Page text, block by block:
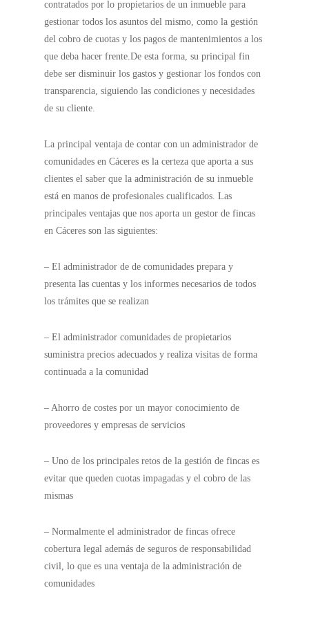
contratados por lo propietarios de un inmueble para
gestionar todos los asuntos del mismo, como la gestión
del cobro de cuotas y los pagos de mantenimientos a los
que deba hacer frente.De esta forma, su principal fin
debe ser disminuir los gastos y gestionar los fondos con
transparencia, siguiendo las condiciones y necesidades
de su cliente.
La principal ventaja de contar con un administrador de
comunidades en Cáceres es la certeza que aporta a sus
clientes el saber que la administración de su inmueble
está en manos de profesionales cualificados. Las
principales ventajas que nos aporta un gestor de fincas
en Cáceres son las siguientes:
– El administrador de de comunidades prepara y
presenta las cuentas y los informes necesarios de todos
los trámites que se realizan
– El administrador comunidades de propietarios
suministra precios adecuados y realiza visitas de forma
continuada a la comunidad
– Ahorro de costes por un mayor conocimiento de
proveedores y empresas de servicios
– Uno de los principales retos de la gestión de fincas es
evitar que queden cuotas impagadas y el cobro de las
mismas
– Normalmente el administrador de fincas ofrece
cobertura legal además de seguros de responsabilidad
civil, lo que es una ventaja de la administración de
comunidades